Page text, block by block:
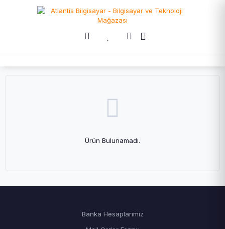
Ürün Bulunamadı.
Banka Hesaplarımız